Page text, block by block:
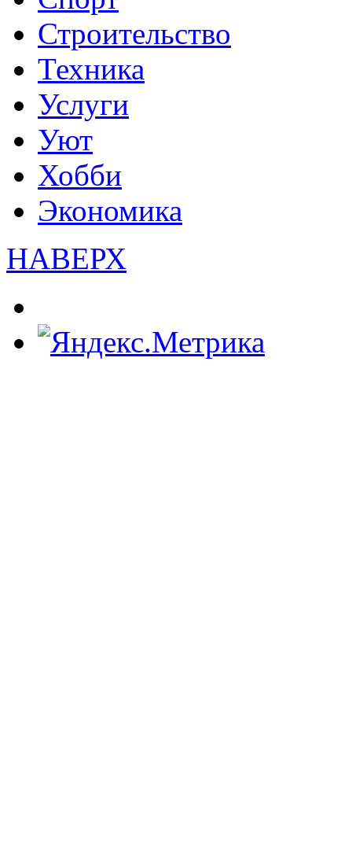
Строительство
Техника
Услуги
Уют
Хобби
Экономика
НАВЕРХ